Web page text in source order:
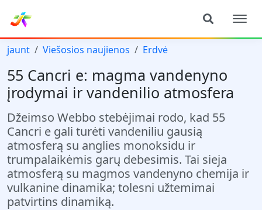
jaunt Viešosios naujienos Erdvė
55 Cancri e: magma vandenyno
įrodymai ir vandenilio atmosfera
Džeimso Webbo stebėjimai rodo, kad 55
Cancri e gali turėti vandeniliu gausią
atmosferą su anglies monoksidu ir
trumpalaikėmis garų debesimis. Tai sieja
atmosferą su magmos vandenyno chemija ir
vulkanine dinamika; tolesni užtemimai
patvirtins dinamiką.